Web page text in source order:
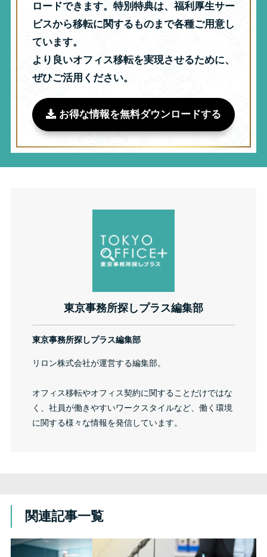
ロードできます。特別特典は、福利厚生サー
ビスから移転に関するものまで各種ご用意し
ています。
より良いオフィス移転を実現させるために、
ぜひご活用ください。
お得な情報を無料ダウンロードする
東京事務所探しプラス編集部
東京事務所探しプラス編集部
リロン株式会社が運営する編集部。
オフィス移転やオフィス契約に関することだけではな
く、社員が働きやすいワークスタイルなど、働く環境
に関する様々な情報を発信しています。
関連記事一覧